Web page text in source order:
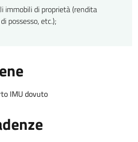
immobili di proprietà (rendita
possesso, etc.);
IMU dovuto